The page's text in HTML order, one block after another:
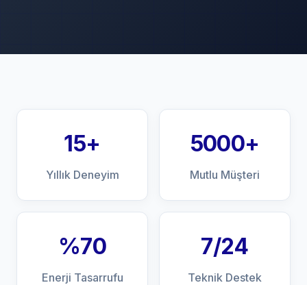
15+
Yıllık Deneyim
5000+
Mutlu Müşteri
%70
Enerji Tasarrufu
7/24
Teknik Destek